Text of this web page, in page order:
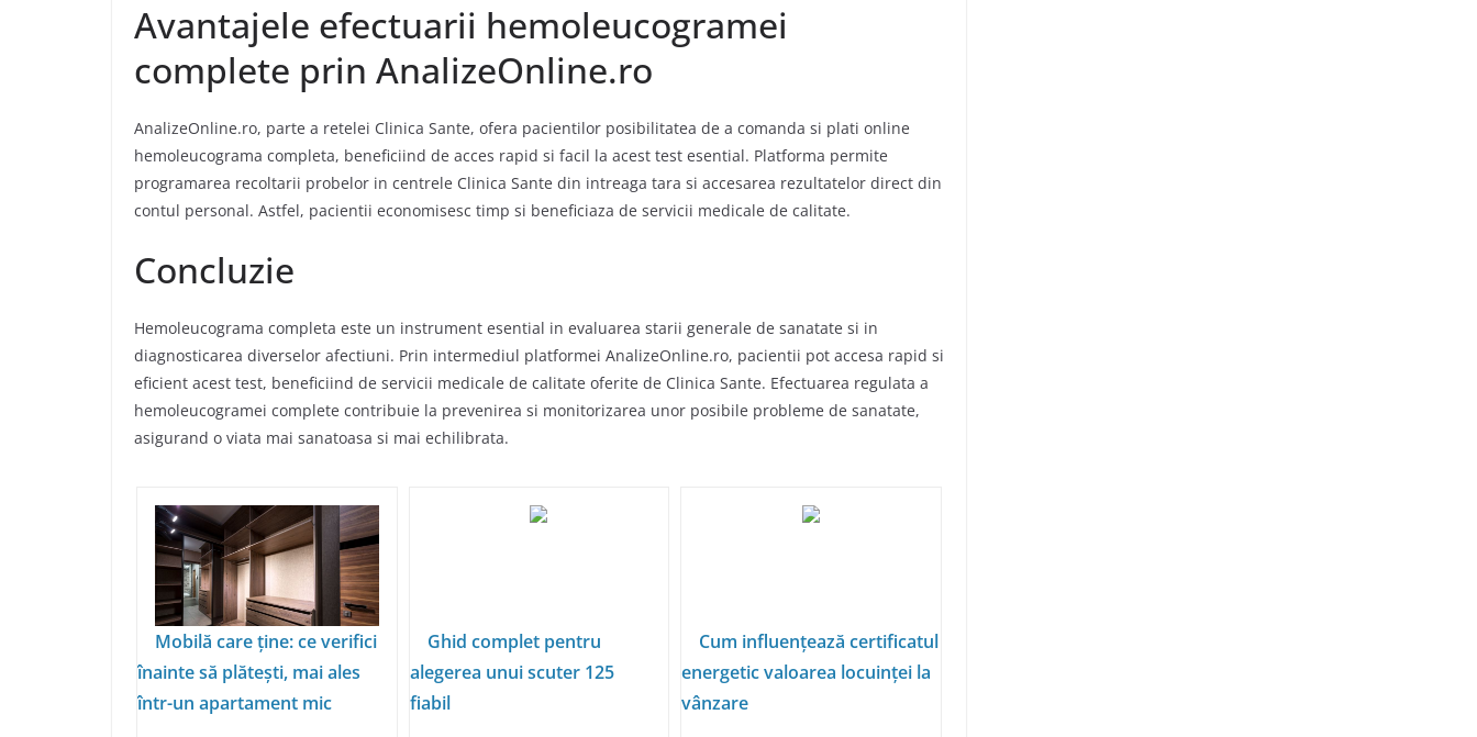
Avantajele efectuarii hemoleucogramei
complete prin AnalizeOnline.ro
AnalizeOnline.ro, parte a retelei Clinica Sante, ofera pacientilor posibilitatea de a comanda si plati online
hemoleucograma completa, beneficiind de acces rapid si facil la acest test esential. Platforma permite
programarea recoltarii probelor in centrele Clinica Sante din intreaga tara si accesarea rezultatelor direct din
contul personal. Astfel, pacientii economisesc timp si beneficiaza de servicii medicale de calitate.
Concluzie
Hemoleucograma completa este un instrument esential in evaluarea starii generale de sanatate si in
diagnosticarea diverselor afectiuni. Prin intermediul platformei AnalizeOnline.ro, pacientii pot accesa rapid si
eficient acest test, beneficiind de servicii medicale de calitate oferite de Clinica Sante. Efectuarea regulata a
hemoleucogramei complete contribuie la prevenirea si monitorizarea unor posibile probleme de sanatate,
asigurand o viata mai sanatoasa si mai echilibrata.
Mobilă care ține: ce verifici
înainte să plătești, mai ales
într-un apartament mic
Ghid complet pentru
alegerea unui scuter 125
fiabil
Cum influențează certificatul
energetic valoarea locuinței la
vânzare